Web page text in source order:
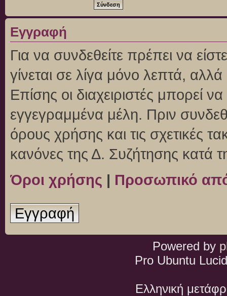
Εγγραφή
Για να συνδεθείτε πρέπει να
γίνεται σε λίγα μόνο λεπτά,
Επίσης οι διαχειριστές μπορεί
εγγεγραμμένα μέλη. Πριν
όρους χρήσης και τις σχετικές
κανόνες της Δ. Συζήτησης κατά
Όροι χρήσης | Προσωπικό
Εγγραφή
Powered by
Pro Ubuntu
Ελληνική